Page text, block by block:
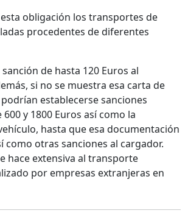
obligación los transportes de
procedentes de diferentes
de hasta 120 Euros al
si no se muestra esa carta de
establecerse sanciones
y 1800 Euros así como la
hasta que esa documentación
como otras sanciones al cargador.
hace extensiva al transporte
por empresas extranjeras en